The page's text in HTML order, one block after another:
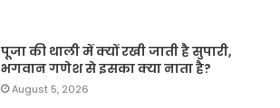
पूजा की थाली में क्यों रखी जाती है सुपारी,
भगवान गणेश से इसका क्या नाता है?
August 5, 2026